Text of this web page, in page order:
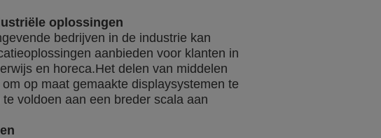
oplossingen
bedrijven in de industrie kan
aanbieden voor klanten in
en horeca.Het delen van middelen
op maat gemaakte displaysystemen te
voldoen aan een breder scala aan